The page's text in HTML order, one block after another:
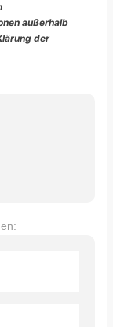
außerhalb
der